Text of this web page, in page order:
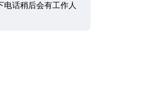
电话稍后会有工作人